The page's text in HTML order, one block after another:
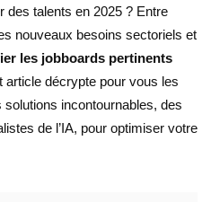
des talents en 2025 ? Entre
nouveaux besoins sectoriels et
les jobboards pertinents
article décrypte pour vous les
incontournables, des
de l’IA, pour optimiser votre